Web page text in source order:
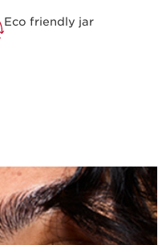
Eco friendly jar